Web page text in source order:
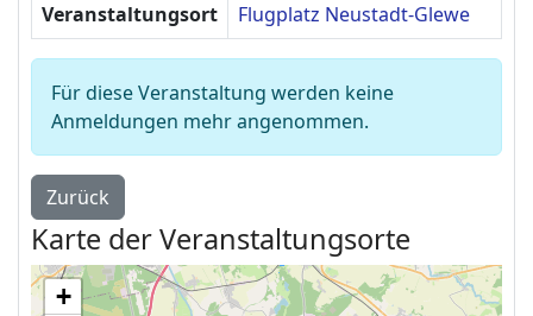
Veranstaltungsort
Flugplatz Neustadt-Glewe
Für diese Veranstaltung werden keine
Anmeldungen mehr angenommen.
Zurück
Karte der Veranstaltungsorte
+